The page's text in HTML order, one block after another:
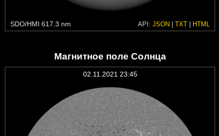
SDO/HMI 617.3 nm API: JSON | TXT | HTML
Магнитное поле Солнца
02.11.2021 23:45